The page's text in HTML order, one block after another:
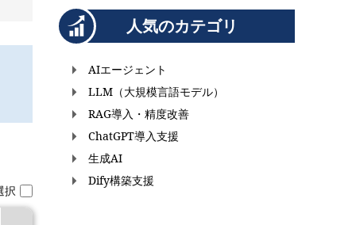
択
人気のカテゴリ
AIエージェント
LLM（大規模言語モデル）
RAG導入・精度改善
ChatGPT導入支援
生成AI
Dify構築支援